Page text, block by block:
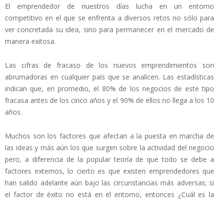
El emprendedor de nuestros días lucha en un entorno
competitivo en el que se enfrenta a diversos retos no sólo para
ver concretada su idea, sino para permanecer en el mercado de
manera exitosa.
Las cifras de fracaso de los nuevos emprendimientos son
abrumadoras en cualquier país que se analicen. Las estadísticas
indican que, en promedio, el 80% de los negocios de este tipo
fracasa antes de los cinco años y el 90% de ellos no llega a los 10
años.
Muchos son los factores que afectan a la puesta en marcha de
las ideas y más aún los que surgen sobre la actividad del negocio
pero, a diferencia de la popular teoría de que todo se debe a
factores externos, lo cierto es que existen emprendedores que
han salido adelante aún bajo las circunstancias más adversas; si
el factor de éxito no está en el entorno, entonces ¿Cuál es la